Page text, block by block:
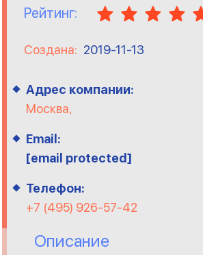
Рейтинг:
Создана: 2019-11-13
Адрес компании:
Москва,
Email:
[email protected]
Телефон:
+7 (495) 926-57-42
Описание